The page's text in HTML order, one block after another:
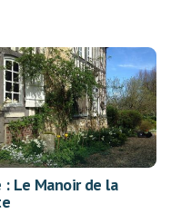
: Le Manoir de la